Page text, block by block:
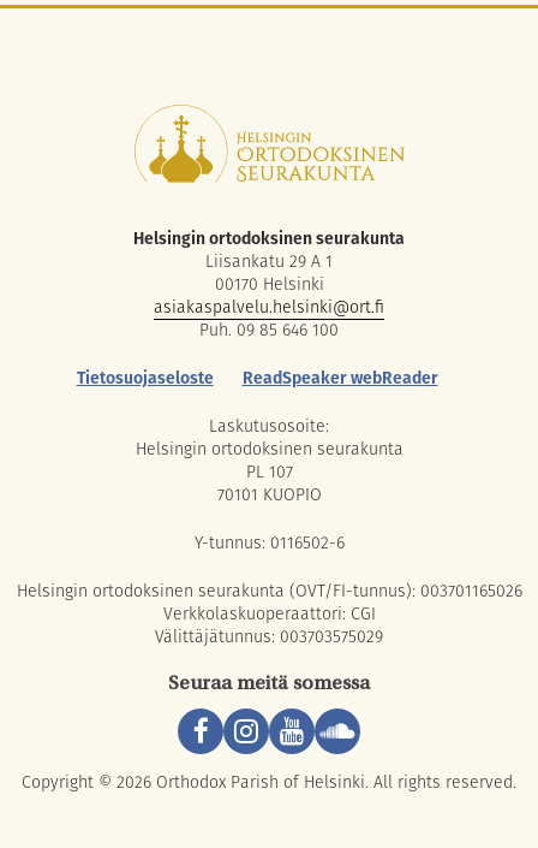
Helsingin ortodoksinen seurakunta
Liisankatu 29 A 1
00170 Helsinki
asiakaspalvelu.helsinki@ort.fi
Puh. 09 85 646 100
Tietosuojaseloste
ReadSpeaker webReader
Laskutusosoite:
Helsingin ortodoksinen seurakunta
PL 107
70101 KUOPIO
Y-tunnus: 0116502-6
Helsingin ortodoksinen seurakunta (OVT/FI-tunnus): 003701165026
Verkkolaskuoperaattori: CGI
Välittäjätunnus: 003703575029
Seuraa meitä somessa
Copyright © 2026 Orthodox Parish of Helsinki. All rights reserved.